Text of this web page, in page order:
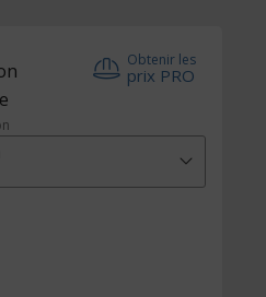
Obtenir les
prix PRO